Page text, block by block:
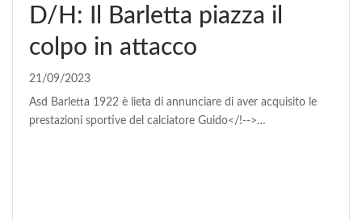
D/H: Il Barletta piazza il
colpo in attacco
21/09/2023
Asd Barletta 1922 è lieta di annunciare di aver acquisito le
prestazioni sportive del calciatore Guido</!-->…